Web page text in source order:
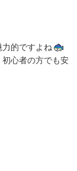
的ですよね
心者の方でも安